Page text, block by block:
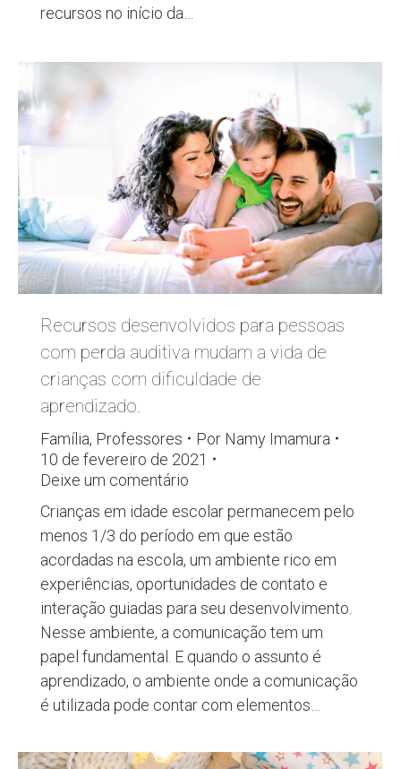
recursos no início da…
Recursos desenvolvidos para pessoas
com perda auditiva mudam a vida de
crianças com dificuldade de
aprendizado.
Família, Professores Por Namy Imamura
10 de fevereiro de 2021
Deixe um comentário
Crianças em idade escolar permanecem pelo
menos 1/3 do período em que estão
acordadas na escola, um ambiente rico em
experiências, oportunidades de contato e
interação guiadas para seu desenvolvimento.
Nesse ambiente, a comunicação tem um
papel fundamental. E quando o assunto é
aprendizado, o ambiente onde a comunicação
é utilizada pode contar com elementos…